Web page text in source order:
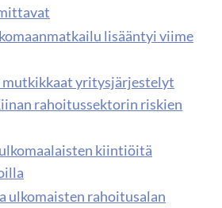
lisääntyi viime
mutkikkaat yritysjärjestelyt
rahoitussektorin riskien
kiintiöitä
ulkomaisten rahoitusalan